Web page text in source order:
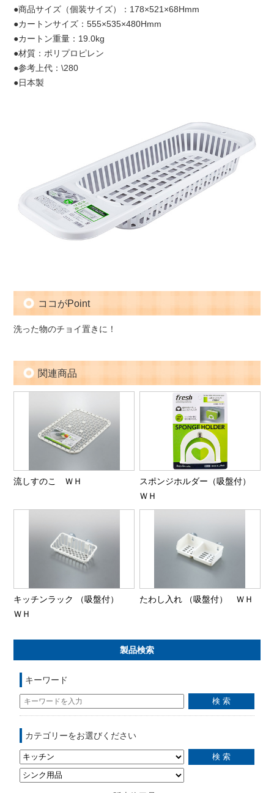
●商品サイズ（個装サイズ）：178×521×68Hmm
●カートンサイズ：555×535×480Hmm
●カートン重量：19.0kg
●材質：ポリプロピレン
●参考上代：\280
●日本製
ココがPoint
洗った物のチョイ置きに！
関連商品
流しすのこ ＷＨ
スポンジホルダー（吸盤付）
ＷＨ
キッチンラック （吸盤付）
ＷＨ
たわし入れ （吸盤付） ＷＨ
製品検索
キーワード
カテゴリーをお選びください